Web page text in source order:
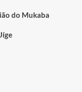
do Mukaba